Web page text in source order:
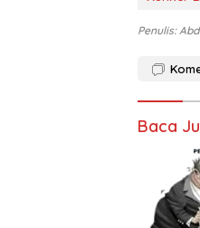
Penulis:
Baca